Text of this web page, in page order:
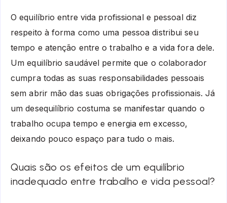
O equilíbrio entre vida profissional e pessoal diz
respeito à forma como uma pessoa distribui seu
tempo e atenção entre o trabalho e a vida fora dele.
Um equilíbrio saudável permite que o colaborador
cumpra todas as suas responsabilidades pessoais
sem abrir mão das suas obrigações profissionais. Já
um desequilíbrio costuma se manifestar quando o
trabalho ocupa tempo e energia em excesso,
deixando pouco espaço para tudo o mais.
Quais são os efeitos de um equilíbrio
inadequado entre trabalho e vida pessoal?